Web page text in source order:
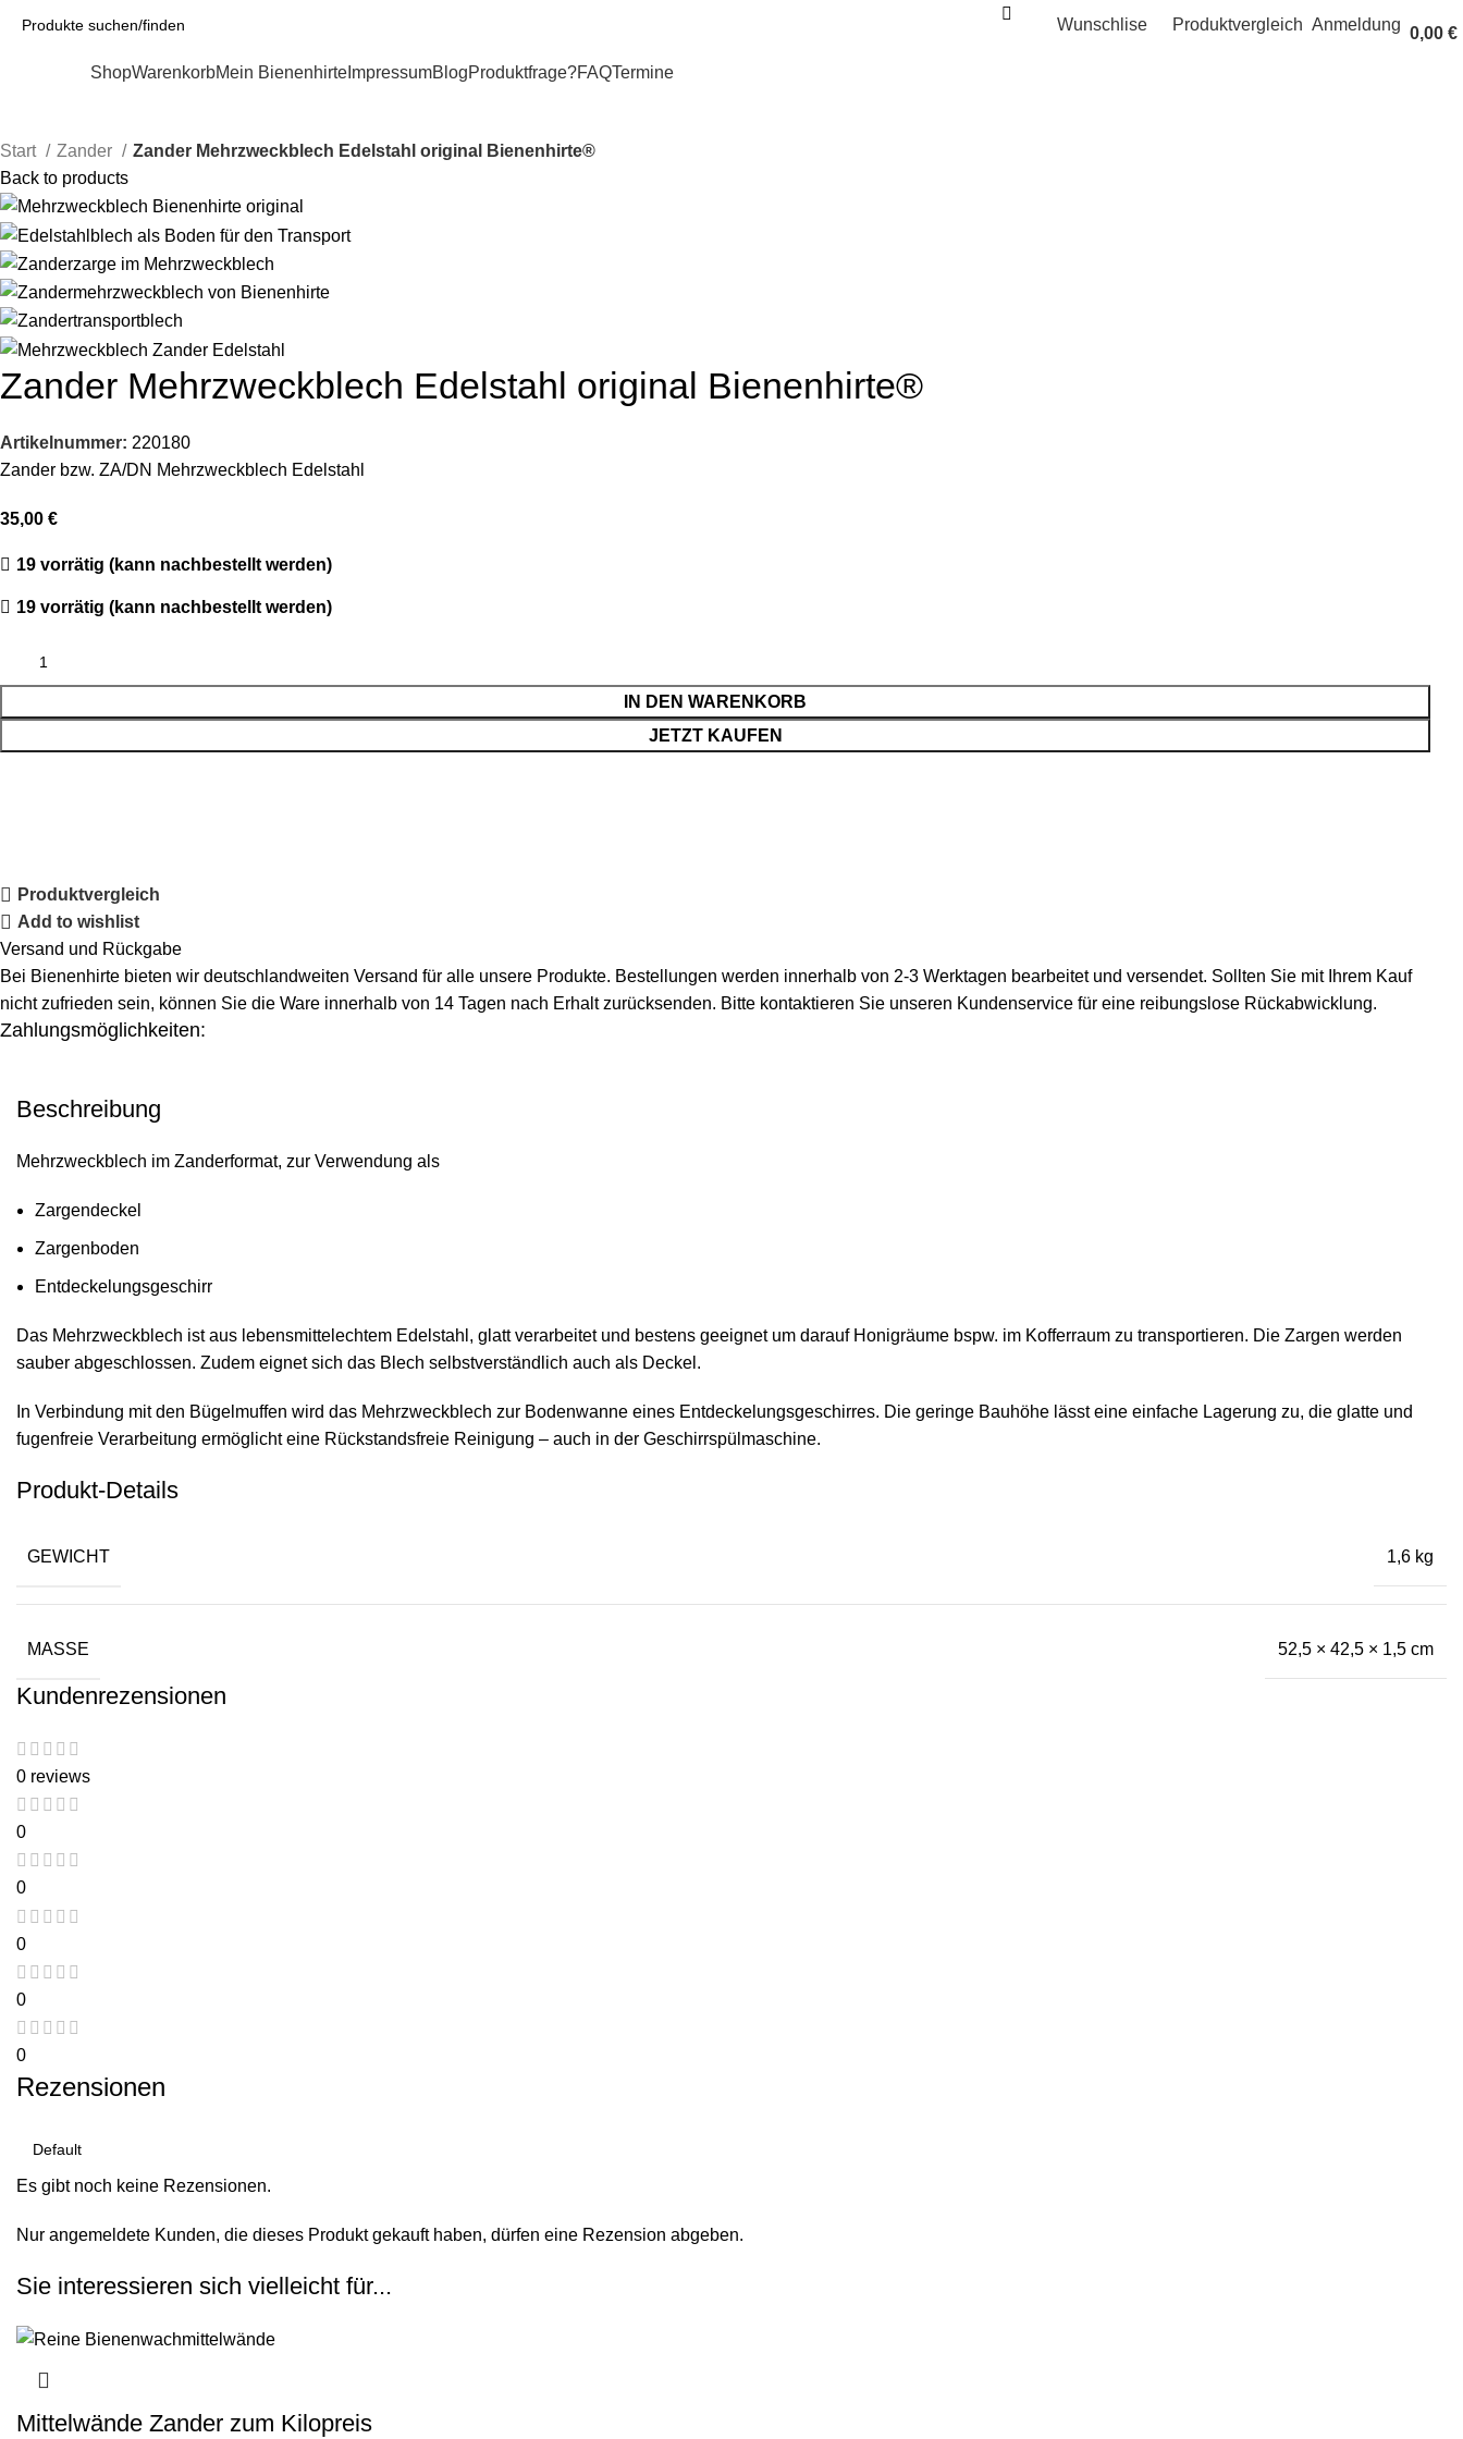
Wunschlise Produktvergleich Anmeldung 0,00 €
ShopWarenkorbMein Bienenhirte ImpressumBlogProduktfrage?FAQTermine
Start Zander
Zander Mehrzweckblech Edelstahl original Bienenhirte®
Back to products
Zander Mehrzweckblech Edelstahl original Bienenhirte®
Artikelnummer: 220180
Zander bzw. ZA/DN Mehrzweckblech Edelstahl
35,00€
19 vorrätig (kann nachbestellt werden)
19 vorrätig (kann nachbestellt werden)
IN DEN WARENKORB
JETZT KAUFEN
Produktvergleich
Add to wishlist
Versand und Rückgabe
Bei Bienenhirte bieten wir deutschlandweiten Versand für alle unsere Produkte. Bestellungen werden innerhalb von 2-3 Werktagen bearbeitet und versendet. Sollten Sie mit Ihrem Kauf
nicht zufrieden sein, können Sie die Ware innerhalb von 14 Tagen nach Erhalt zurücksenden. Bitte kontaktieren Sie unseren Kundenservice für eine reibungslose Rückabwicklung.
Zahlungsmöglichkeiten:
Beschreibung
Mehrzweckblech im Zanderformat, zur Verwendung als
Zargendeckel
Zargenboden
Entdeckelungsgeschirr
Das Mehrzweckblech ist aus lebensmittelechtem Edelstahl, glatt verarbeitet und bestens geeignet um darauf Honigräume bspw. im Kofferraum zu transportieren. Die Zargen werden
sauber abgeschlossen. Zudem eignet sich das Blech selbstverständlich auch als Deckel.
In Verbindung mit den Bügelmuffen wird das Mehrzweckblech zur Bodenwanne eines Entdeckelungsgeschirres. Die geringe Bauhöhe lässt eine einfache Lagerung zu, die glatte und
fugenfreie Verarbeitung ermöglicht eine Rückstandsfreie Reinigung – auch in der Geschirrspülmaschine.
Produkt-Details
GEWICHT 1,6 kg
MASSE 52,5 × 42,5 × 1,5 cm
Kundenrezensionen
0 reviews
0
0
0
0
0
Rezensionen
Es gibt noch keine Rezensionen.
Nur angemeldete Kunden, die dieses Produkt gekauft haben, dürfen eine Rezension abgeben.
Sie interessieren sich vielleicht für...
Mittelwände Zander zum Kilopreis